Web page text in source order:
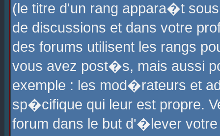
(le titre d'un rang appara�t
de discussions et dans votre
des forums utilisent les rangs
vous avez post�s, mais aussi
exemple : les mod�rateurs et
sp�cifique qui leur est propre.
forum dans le but d'�lever